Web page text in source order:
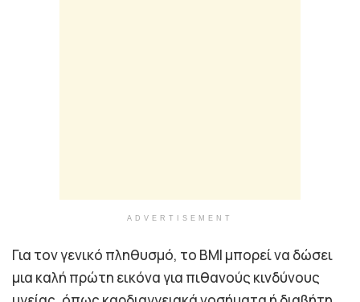
ADVERTISEMENT
Για τον γενικό πληθυσμό, το BMI μπορεί να δώσει
μια καλή πρώτη εικόνα για πιθανούς κινδύνους